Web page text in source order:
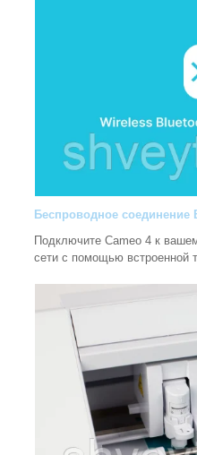
Беспроводное соединение
Подключите Cameo 4 к
сети с помощью встроенной